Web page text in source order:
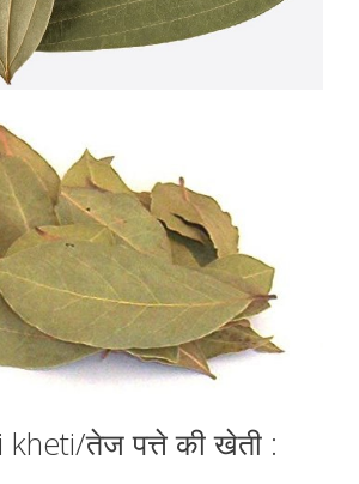
तेज पत्ते की खेती :